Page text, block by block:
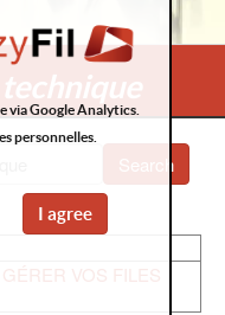
Search
VOS FILES
via Google Analytics.
personnelles.
I agree